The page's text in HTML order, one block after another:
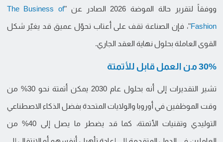
ووفقاً لتقرير حالة الموضة 2026 الصادر عن " The Business of
Fashion"، فإن الصناعة تقف على أعتاب تحوّل عميق قد يغيّر شكل
القوى العاملة بحلول نهاية العقد الجاري.
30% من العمل قابل للأتمتة
تشير التقديرات إلى أنه بحلول عام 2030 يمكن أتمتة نحو 30% من
وقت الموظفين في أوروبا والولايات المتحدة بفضل الذكاء الاصطناعي
التوليدي وتقنيات الأتمتة، كما قد يضطر ما يصل إلى 40% من